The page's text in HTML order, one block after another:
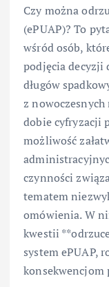
Czy można
(ePUAP)? To
wśród osób,
podjęcia decyzji
długów
z
dobie cyfryzacji
możliwość
czynności
tematem
omówienia. W
kwestii
system ePUAP,
konsekwencjom